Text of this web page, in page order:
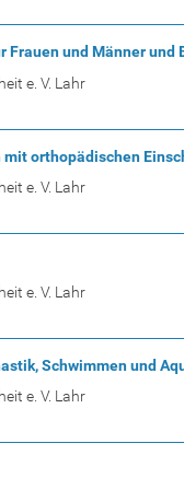
Frauen und Männer und
e. V. Lahr
orthopädischen
e. V. Lahr
e. V. Lahr
Schwimmen und
e. V. Lahr